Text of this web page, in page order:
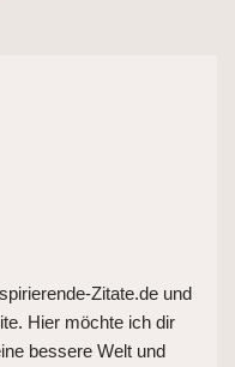
Zitate.de und
Hier möchte ich dir
bessere Welt und